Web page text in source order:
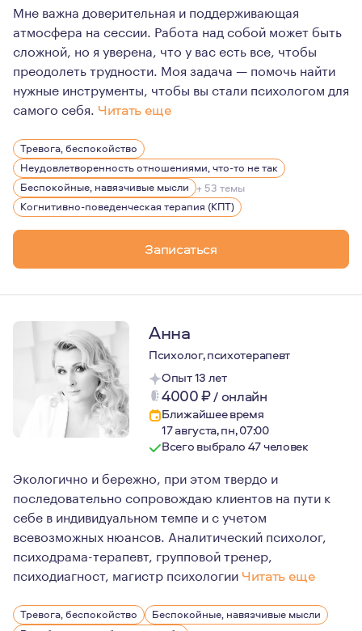
Мне важна доверительная и поддерживающая
атмосфера на сессии. Работа над собой может быть
сложной, но я уверена, что у вас есть все, чтобы
преодолеть трудности. Моя задача — помочь найти
нужные инструменты, чтобы вы стали психологом для
самого себя. Читать еще
Я являюсь членом Ассоциации когнитивно-
Тревога, беспокойство
Неудовлетворенность отношениями, что-то не так
Беспокойные, навязчивые мысли + 53 темы
Когнитивно-поведенческая терапия (КПТ)
Записаться
Анна
Психолог, психотерапевт
Опыт 13 лет
4000₽/ онлайн
Ближайшее время
17 августа, пн, 07:00
Всего выбрало 47 человек
Экологично и бережно, при этом твердо и
последовательно сопровождаю клиентов на пути к
себе в индивидуальном темпе и с учетом
всевозможных нюансов. Аналитический психолог,
психодрама-терапевт, групповой тренер,
психодиагност, магистр психологии Читать еще
Вот уже 14-ый год я являюсь многодетной мамой, у
Тревога, беспокойство
Беспокойные, навязчивые мысли